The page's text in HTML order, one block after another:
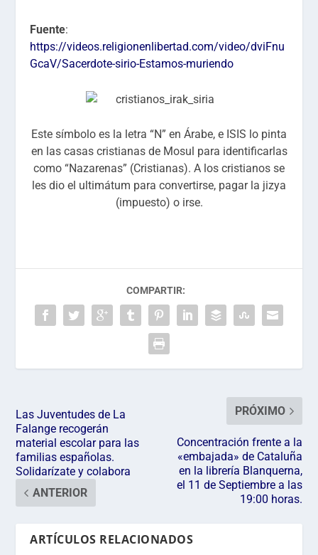
Fuente:
https://videos.religionenlibertad.com/video/dviFnu
GcaV/Sacerdote-sirio-Estamos-muriendo
Este símbolo es la letra “N” en Árabe, e ISIS lo pinta
en las casas cristianas de Mosul para identificarlas
como “Nazarenas” (Cristianas). A los cristianos se
les dio el ultimátum para convertirse, pagar la jizya
(impuesto) o irse.
COMPARTIR:
Las Juventudes de La
Falange recogerán
material escolar para las
familias españolas.
Solidarízate y colabora
ANTERIOR
PRÓXIMO
Concentración frente a la
«embajada» de Cataluña
en la librería Blanquerna,
el 11 de Septiembre a las
19:00 horas.
ARTÍCULOS RELACIONADOS